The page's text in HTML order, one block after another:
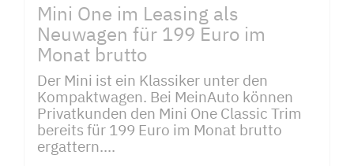
Mini One im Leasing als
Neuwagen für 199 Euro im
Monat brutto
Der Mini ist ein Klassiker unter den
Kompaktwagen. Bei MeinAuto können
Privatkunden den Mini One Classic Trim
bereits für 199 Euro im Monat brutto
ergattern....